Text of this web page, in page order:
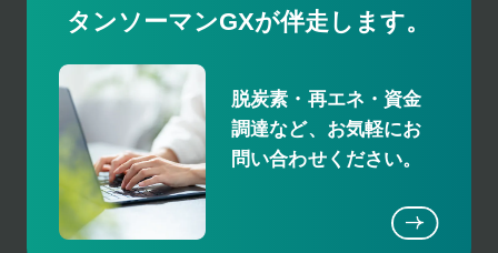
タンソーマンGXが伴走します。
脱炭素・再エネ・資金
調達など、お気軽にお
問い合わせください。